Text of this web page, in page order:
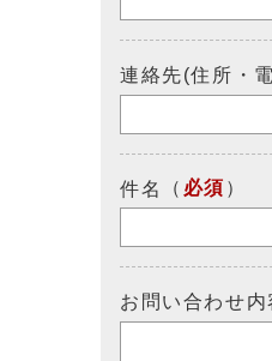
連絡先(住所・
件名 （ 必須 ）
お問い合わせ内